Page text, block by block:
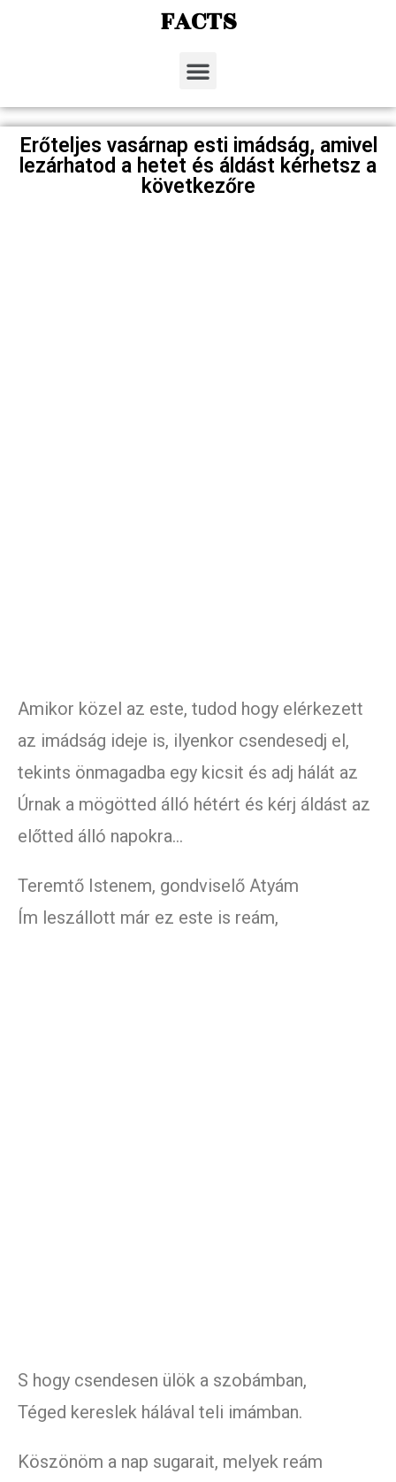
FACTS
Erőteljes vasárnap esti imádság, amivel
lezárhatod a hetet és áldást kérhetsz a
következőre
Amikor közel az este, tudod hogy elérkezett
az imádság ideje is, ilyenkor csendesedj el,
tekints önmagadba egy kicsit és adj hálát az
Úrnak a mögötted álló hétért és kérj áldást az
előtted álló napokra…
Teremtő Istenem, gondviselő Atyám
Ím leszállott már ez este is reám,
S hogy csendesen ülök a szobámban,
Téged kereslek hálával teli imámban.
Köszönöm a nap sugarait, melyek reám